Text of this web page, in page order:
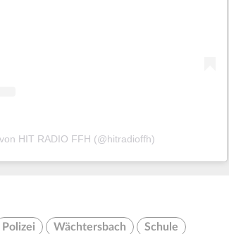
HIT RADIO FFH (@hitradioffh)
Polizei Wächtersbach Schule